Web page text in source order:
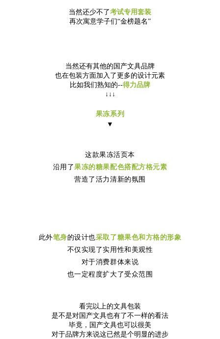
当然还少不了考试专用套装
再次寓意学子们“金榜题名”
当然还有其他的国产文具品牌
也在包装方面加入了更多的设计元素
比如我们熟知的--得力品牌
↓↓↓
果冻系列
▼
这款果冻活页本
沿用了果冻的糖果配色搭配方格元素
营造了活力清新的氛围
此外笔身的设计也采取了糖果色和方格的形象
不仅实现了实用性和美观性
对于消费群体来说
也一定程度扩大了受众范围
看完以上的文具包装
是不是对国产文具也有了不一样的看法
毕竟， 国产文具也可以很美
对于品牌方来说这已然是个明显的进步